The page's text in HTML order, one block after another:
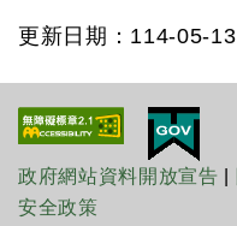
更新日期：114-05-13
政府網站資料開放宣告
安全政策